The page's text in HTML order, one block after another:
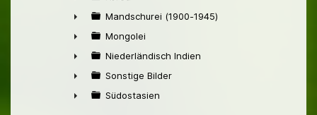
►
►
Mandschurei (1900-1945)
►
Mongolei
►
Niederländisch Indien
►
Sonstige Bilder
Südostasien